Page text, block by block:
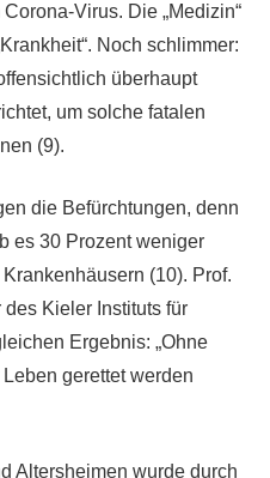
Virus. Die „Medizin“
Noch schlimmer:
überhaupt
um solche fatalen
(9).
die Befürchtungen, denn
es 30 Prozent weniger
(10). Prof.
des Kieler Instituts für
Ergebnis: „Ohne
gerettet werden
Altersheimen wurde durch